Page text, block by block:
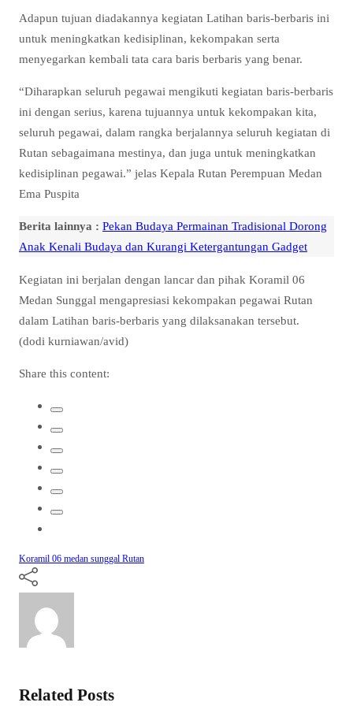
Adapun tujuan diadakannya kegiatan Latihan baris-berbaris ini
untuk meningkatkan kedisiplinan, kekompakan serta
menyegarkan kembali tata cara baris berbaris yang benar.
“Diharapkan seluruh pegawai mengikuti kegiatan baris-berbaris
ini dengan serius, karena tujuannya untuk kekompakan kita,
seluruh pegawai, dalam rangka berjalannya seluruh kegiatan di
Rutan sebagaimana mestinya, dan juga untuk meningkatkan
kedisiplinan pegawai.” jelas Kepala Rutan Perempuan Medan
Ema Puspita
Berita lainnya : Pekan Budaya Permainan Tradisional Dorong
Anak Kenali Budaya dan Kurangi Ketergantungan Gadget
Kegiatan ini berjalan dengan lancar dan pihak Koramil 06
Medan Sunggal mengapresiasi kekompakan pegawai Rutan
dalam Latihan baris-berbaris yang dilaksanakan tersebut.
(dodi kurniawan/avid)
Share this content:
Koramil 06 medan sunggal Rutan
Related Posts